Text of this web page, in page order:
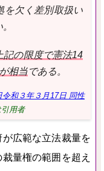
を欠く差別取扱い
記の限度で憲法14
相当である。
和３年３月17日 同性
用者
が広範な立法裁量を
量権の範囲を超え